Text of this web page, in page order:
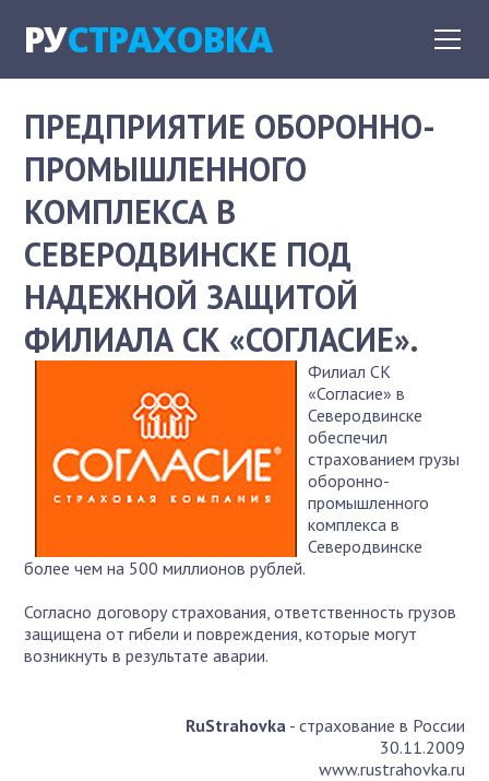
РУСТРАХОВКА
ПРЕДПРИЯТИЕ ОБОРОННО-
ПРОМЫШЛЕННОГО
КОМПЛЕКСА В
СЕВЕРОДВИНСКЕ ПОД
НАДЕЖНОЙ ЗАЩИТОЙ
ФИЛИАЛА СК «СОГЛАСИЕ».
Филиал СК
«Согласие» в
Северодвинске
обеспечил
страхованием грузы
оборонно-
промышленного
комплекса в
Северодвинске
более чем на 500 миллионов рублей.
Согласно договору страхования, ответственность грузов
защищена от гибели и повреждения, которые могут
возникнуть в результате аварии.
RuStrahovka- страхование в России
30.11.2009
www.rustrahovka.ru